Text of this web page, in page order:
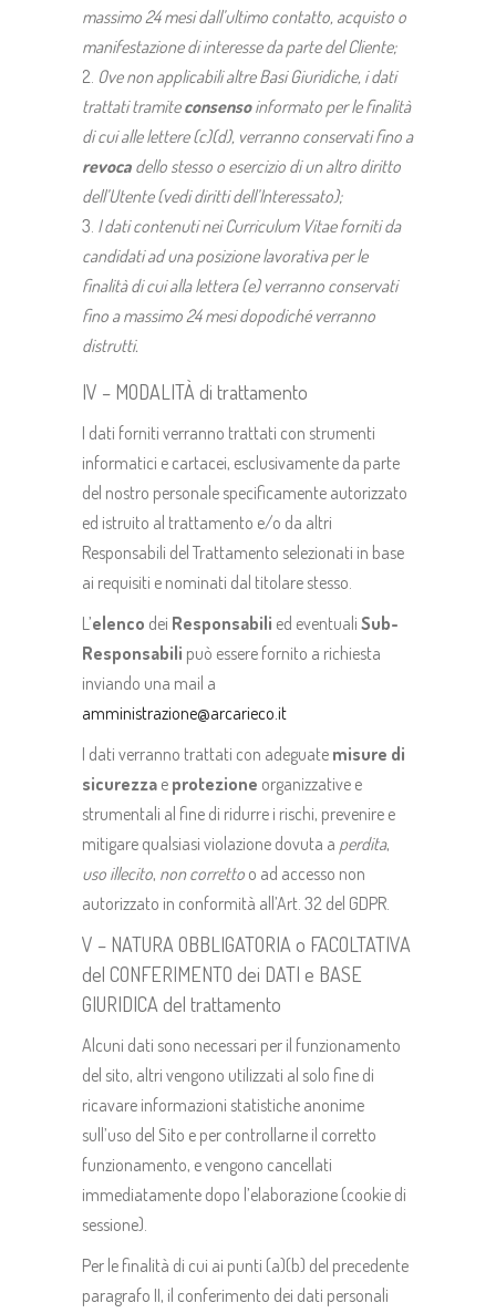
massimo 24 mesi dall’ultimo contatto, acquisto o
manifestazione di interesse da parte del Cliente;
Ove non applicabili altre Basi Giuridiche, i dati
trattati tramiteconsensoinformato per le finalità
di cui alle lettere (c)(d), verranno conservati fino a
revoca dello stesso o esercizio di un altro diritto
dell’Utente (vedi diritti dell’Interessato);
I dati contenuti nei Curriculum Vitae forniti da
candidati ad una posizione lavorativa per le
finalità di cui alla lettera (e) verranno conservati
fino a massimo 24 mesi dopodiché verranno
distrutti.
IV – MODALITÀ di trattamento
I dati forniti verranno trattati con strumenti
informatici e cartacei, esclusivamente da parte
del nostro personale specificamente autorizzato
ed istruito al trattamento e/o da altri
Responsabili del Trattamento selezionati in base
ai requisiti e nominati dal titolare stesso.
L’elenco dei Responsabili ed eventuali Sub-
Responsabili può essere fornito a richiesta
inviando una mail a
amministrazione@arcarieco.it
I dati verranno trattati con adeguate misure di
sicurezza e protezione organizzative e
strumentali al fine di ridurre i rischi, prevenire e
mitigare qualsiasi violazione dovuta a perdita,
uso illecito, non corretto o ad accesso non
autorizzato in conformità all’Art. 32 del GDPR.
V – NATURA OBBLIGATORIA o FACOLTATIVA
del CONFERIMENTO dei DATI e BASE
GIURIDICA del trattamento
Alcuni dati sono necessari per il funzionamento
del sito, altri vengono utilizzati al solo fine di
ricavare informazioni statistiche anonime
sull’uso del Sito e per controllarne il corretto
funzionamento, e vengono cancellati
immediatamente dopo l’elaborazione (cookie di
sessione).
Per le finalità di cui ai punti (a)(b) del precedente
paragrafo II, il conferimento dei dati personali